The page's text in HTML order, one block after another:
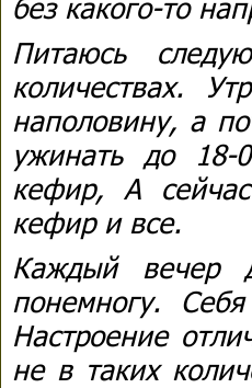
Питаюсь
количествах.
наполовину, а
ужинать до
кефир, А
кефир и все.
Каждый вечер
понемногу.
Настроение
не в таких